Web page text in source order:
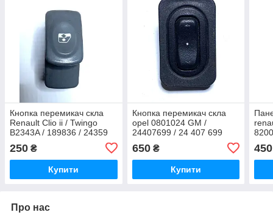
Кнопка перемикач скла
Renault Clio ii / Twingo
B2343A / 189836 / 24359
250 ₴
Купити
Кнопка перемикач скла
opel 0801024 GM /
24407699 / 24 407 699
650₴
Купити
450
Про нас